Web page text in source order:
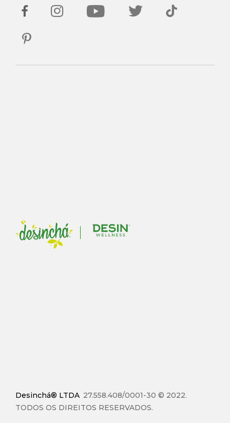
Desinchá® LTDA 27.558.408/0001-30 © 2022.
TODOS OS DIREITOS RESERVADOS.